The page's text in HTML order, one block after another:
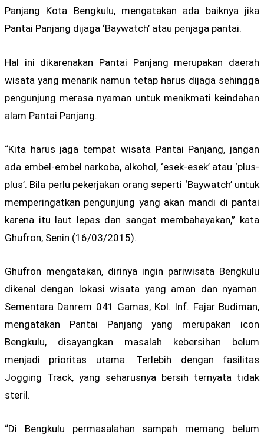
Panjang Kota Bengkulu, mengatakan ada baiknya jika
Pantai Panjang dijaga ‘Baywatch’ atau penjaga pantai.
Hal ini dikarenakan Pantai Panjang merupakan daerah
wisata yang menarik namun tetap harus dijaga sehingga
pengunjung merasa nyaman untuk menikmati keindahan
alam Pantai Panjang.
“Kita harus jaga tempat wisata Pantai Panjang, jangan
ada embel-embel narkoba, alkohol, ‘esek-esek’ atau ‘plus-
plus’. Bila perlu pekerjakan orang seperti ‘Baywatch’ untuk
memperingatkan pengunjung yang akan mandi di pantai
karena itu laut lepas dan sangat membahayakan,” kata
Ghufron, Senin (16/03/2015).
Ghufron mengatakan, dirinya ingin pariwisata Bengkulu
dikenal dengan lokasi wisata yang aman dan nyaman.
Sementara Danrem 041 Gamas, Kol. Inf. Fajar Budiman,
mengatakan Pantai Panjang yang merupakan icon
Bengkulu, disayangkan masalah kebersihan belum
menjadi prioritas utama. Terlebih dengan fasilitas
Jogging Track, yang seharusnya bersih ternyata tidak
steril.
“Di Bengkulu permasalahan sampah memang belum